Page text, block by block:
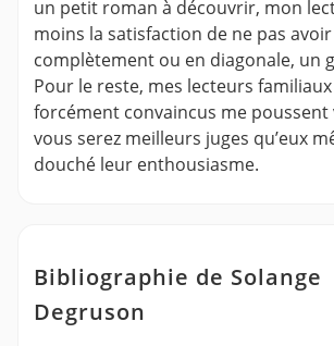
un petit roman à découvrir, mon
moins la satisfaction de ne pas
complètement ou en diagonale, un
Pour le reste, mes lecteurs
forcément convaincus me poussent
vous serez meilleurs juges qu’eux
douché leur enthousiasme.
Bibliographie de Solange
Degruson